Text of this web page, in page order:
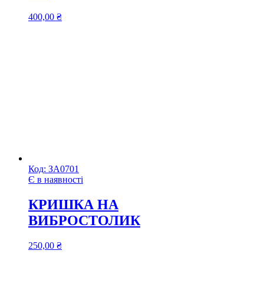
400,00 ₴
Код: ЗА0701
Є в наявності
КРИШКА НА
ВИБРОСТОЛИК
250,00 ₴